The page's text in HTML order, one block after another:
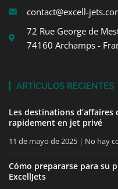
contact@excell-
72 Rue George de
74160 Archamps -
ARTÍCULOS RECIENTES
Les destinations d’affaires
rapidement en jet privé
11 de mayo de 2025 No hay
Cómo prepararse para su
ExcellJets